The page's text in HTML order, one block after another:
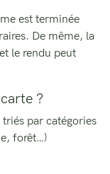
est terminée
De même, la
le rendu peut
?
par catégories
forêt…)